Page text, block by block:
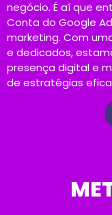
negócio. É aí que
Conta do Google
marketing. Com
e dedicados,
presença digital e
de estratégias